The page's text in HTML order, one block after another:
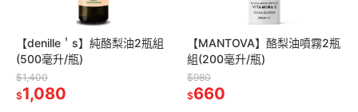
【denille＇s】純酪梨油2瓶組
(500毫升/瓶)
$1,400
$1,080
【MANTOVA】酪梨油噴霧2瓶
組(200毫升/瓶)
$980
$660